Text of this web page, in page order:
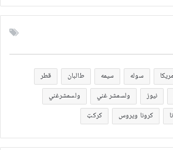
سوله سیمه طالبان
قطر
نیوز ولسمشر غني
ولسمشرغني
کرونا ویروس کرکټ